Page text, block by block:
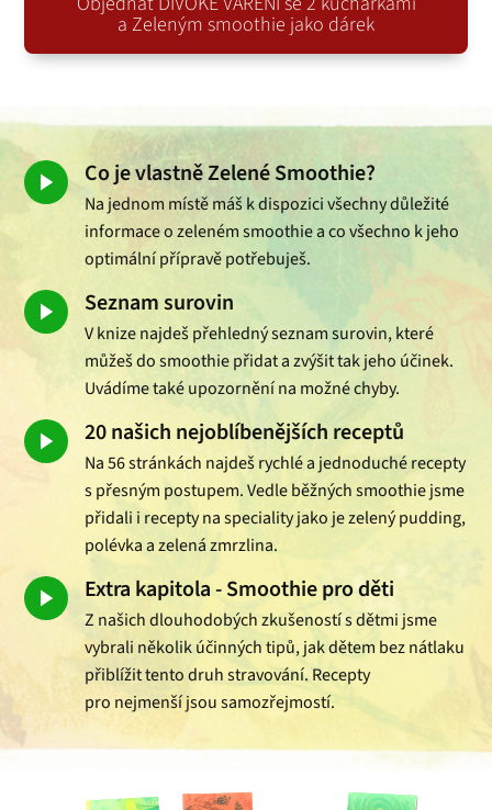
a Zeleným smoothie jako dárek
Co je vlastně Zelené Smoothie?
Na jednom místě máš k dispozici všechny důležité
informace o zeleném smoothie a co všechno k jeho
optimální přípravě potřebuješ.
Seznam surovin
V knize najdeš přehledný seznam surovin, které
můžeš do smoothie přidat a zvýšit tak jeho účinek.
Uvádíme také upozornění na možné chyby.
20 našich nejoblíbenějších receptů
Na 56 stránkách najdeš rychlé a jednoduché recepty
s přesným postupem. Vedle běžných smoothie jsme
přidali i recepty na speciality jako je zelený pudding,
polévka a zelená zmrzlina.
Extra kapitola - Smoothie pro děti
Z našich dlouhodobých zkušeností s dětmi jsme
vybrali několik účinných tipů, jak dětem bez nátlaku
přiblížit tento druh stravování. Recepty
pro nejmenší jsou samozřejmostí.